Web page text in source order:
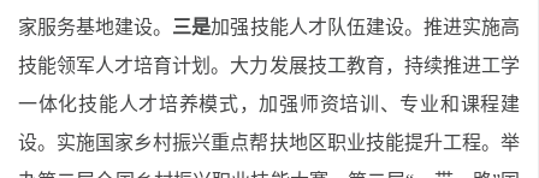
家服务基地建设。 三是加强技能人才队伍建设。推进实施高
技能领军人才培育计划。大力发展技工教育，持续推进工学
一体化技能人才培养模式，加强师资培训、专业和课程建
设。实施国家乡村振兴重点帮扶地区职业技能提升工程。举